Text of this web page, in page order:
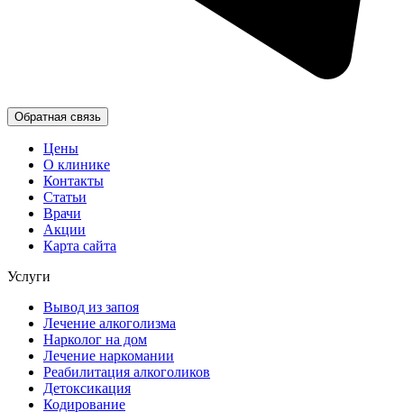
Обратная связь
Цены
О клинике
Контакты
Статьи
Врачи
Акции
Карта сайта
Услуги
Вывод из запоя
Лечение алкоголизма
Нарколог на дом
Лечение наркомании
Реабилитация алкоголиков
Детоксикация
Кодирование